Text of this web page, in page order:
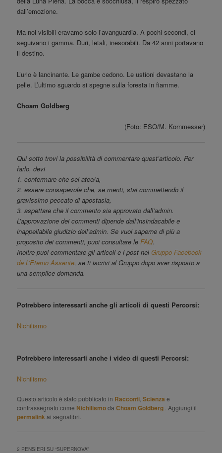
dall’emozione.
Ma noi visibili eravamo solo l’avanguardia. A pochi secondi, ci
seguivano i gamma. Duri, letali, inesorabili. Da 42 anni portavano
il destino.
L’urlo è lancinante. Le gambe cedono. Le ustioni devastano la
pelle. L’ultimo sguardo si spegne sulla foresta in fiamme.
Choam Goldberg
(Foto: ESO/M. Kornmesser)
Qui sotto trovi la possibilità di commentare quest’articolo. Per
farlo, devi
1. confermare che sei ateo/a,
2. essere consapevole che, se menti, stai commettendo il
gravissimo peccato di apostasia,
3. aspettare che il commento sia approvato dall’admin.
L’approvazione dei commenti dipende dall’insindacabile e
inappellabile giudizio dell’admin. Se vuoi saperne di più a
proposito dei commenti, puoi consultare leFAQ.
Inoltre puoi commentare gli articoli e i post nel Gruppo Facebook
de L’Eterno Assente, se ti iscrivi al Gruppo dopo aver risposto a
una semplice domanda.
Potrebbero interessarti anche gli articoli di questi Percorsi:
Nichilismo
Potrebbero interessarti anche i video di questi Percorsi:
Nichilismo
Questo articolo è stato pubblicato in Racconti ,Scienza e
contrassegnato come NichilismodaChoam Goldberg . Aggiungi il
permalinkai segnalibri.
2 PENSIERI SU “SUPERNOVA”